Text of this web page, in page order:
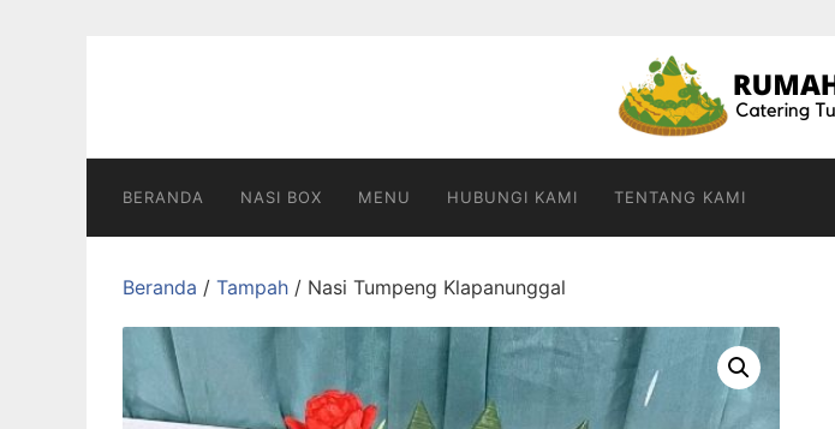
BERANDA NASI BOX MENU HUBUNGI KAMI TENTANG KAMI
Beranda / Tampah / Nasi Tumpeng Klapanunggal